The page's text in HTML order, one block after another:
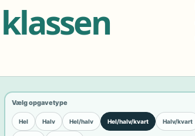
Vælg opgavetype
Hel Halv Hel/halv Hel/halv/kvart Halv/kvart